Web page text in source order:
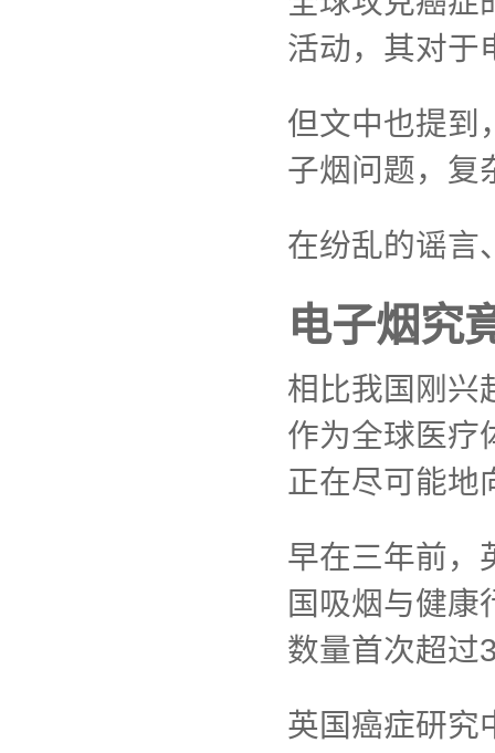
活动，其对于
但文中也提到
子烟问题，复
在纷乱的谣言
电子烟究
相比我国刚兴
作为全球医疗
正在尽可能地
早在三年前，
国吸烟与健康
数量首次超过
英国癌症研究